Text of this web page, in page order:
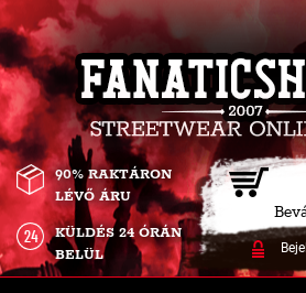
90% RAKTÁRON
LÉVŐ ÁRU
KÜLDÉS 24 ÓRÁN
BELÜL